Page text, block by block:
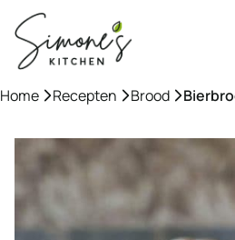
naar
inhoud
Home »Recepten »Brood »